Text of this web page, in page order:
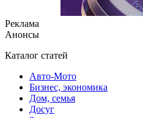
Реклама
Анонсы
Каталог статей
Авто-Мото
Бизнес, экономика
Дом, семья
Досуг